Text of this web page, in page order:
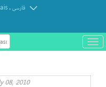
.فارسی
باز
و
08, 2010